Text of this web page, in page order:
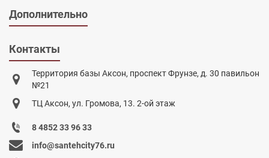
Дополнительно
Контакты
Территория базы Аксон, проспект Фрунзе, д. 30 павильон
№21
ТЦ Аксон, ул. Громова, 13. 2-ой этаж
8 4852 33 96 33
info@santehcity76.ru